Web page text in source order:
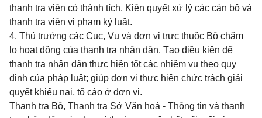
thanh tra viên có thành tích. Kiên quyết xử lý các cán bộ và
thanh tra viên vi phạm kỷ luật.
4. Thủ trưởng các Cục, Vụ và đơn vị trực thuộc Bộ chăm
lo hoạt động của thanh tra nhân dân. Tạo điều kiện để
thanh tra nhân dân thực hiện tốt các nhiệm vụ theo quy
định của pháp luật; giúp đơn vị thực hiện chức trách giải
quyết khiếu nại, tố cáo ở đơn vị.
Thanh tra Bộ, Thanh tra Sở Văn hoá - Thông tin và thanh